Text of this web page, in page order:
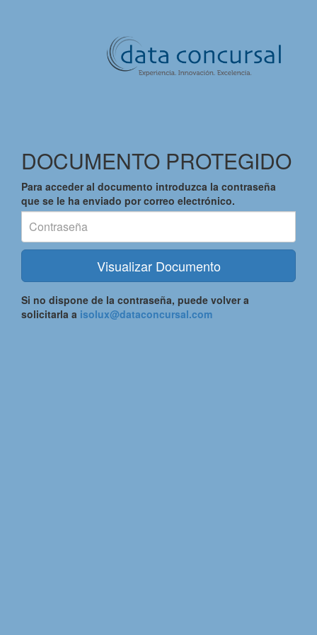
DOCUMENTO PROTEGIDO
Para acceder al documento introduzca la contraseña
que se le ha enviado por correo electrónico.
Visualizar Documento
Si no dispone de la contraseña, puede volver a
solicitarla a isolux@dataconcursal.com